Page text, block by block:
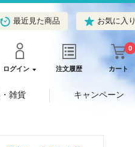
最近見た商品 お気に入り
ログイン 注文履歴 カート
0
雑貨 キャンペーン